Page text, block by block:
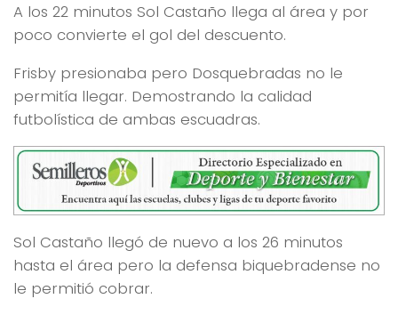
A los 22 minutos Sol Castaño llega al área y por
poco convierte el gol del descuento.
Frisby presionaba pero Dosquebradas no le
permitía llegar. Demostrando la calidad
futbolística de ambas escuadras.
Sol Castaño llegó de nuevo a los 26 minutos
hasta el área pero la defensa biquebradense no
le permitió cobrar.